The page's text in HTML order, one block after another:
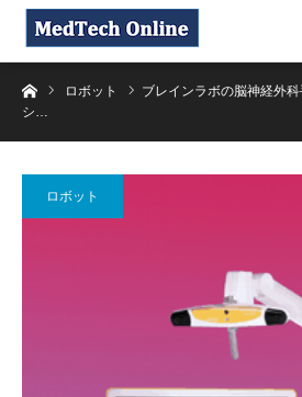
ホームロボット
ブレインラボの脳神経外
シ…
ロボット